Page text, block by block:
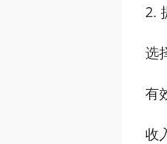
2.
选
有
收